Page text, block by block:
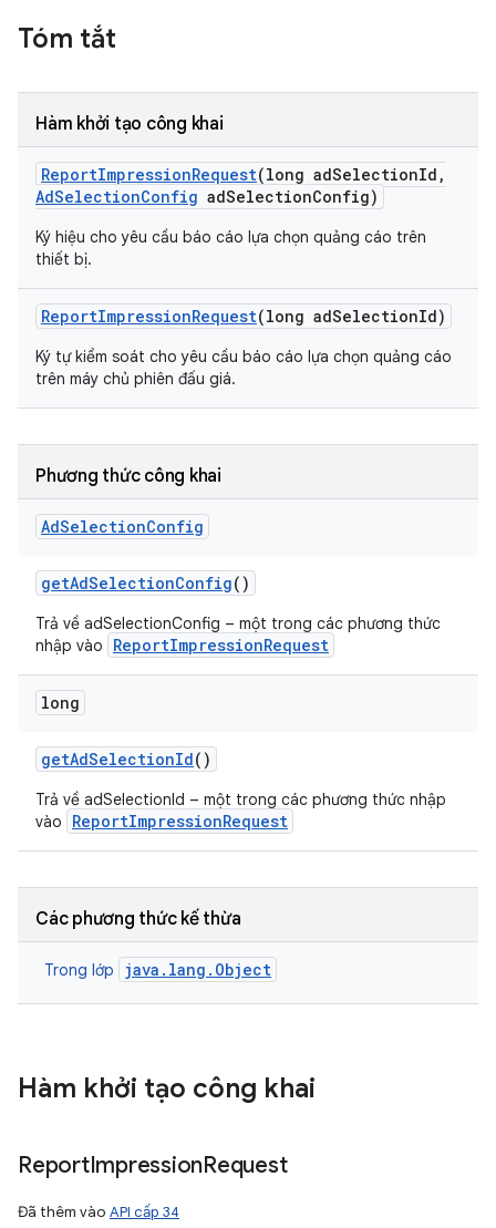
Tóm tắt
Hàm khởi tạo công khai
ReportImpressionRequest(long adSelectionId ,
AdSelectionConfig adSelectionConfig)
Ký hiệu cho yêu cầu báo cáo lựa chọn quảng cáo trên
thiết bị.
ReportImpressionRequest(long adSelectionId)
Ký tự kiểm soát cho yêu cầu báo cáo lựa chọn quảng cáo
trên máy chủ phiên đấu giá.
Phương thức công khai
AdSelectionConfig
getAdSelectionConfig()
Trả về adSelectionConfig – một trong các phương thức
nhập vào
ReportImpressionRequest
long
getAdSelectionId()
Trả về adSelectionId – một trong các phương thức nhập
vào
ReportImpressionRequest
Các phương thức kế thừa
Trong lớp java.lang.Object
Hàm khởi tạo công khai
ReportImpressionRequest
Đã thêm vào API cấp 34